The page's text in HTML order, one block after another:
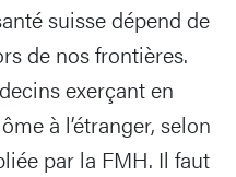
suisse dépend de
de nos frontières.
exerçant en
à l’étranger, selon
par la FMH. Il faut